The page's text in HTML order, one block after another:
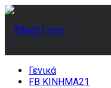
Γενικά
FB ΚΙΝΗΜΑ21